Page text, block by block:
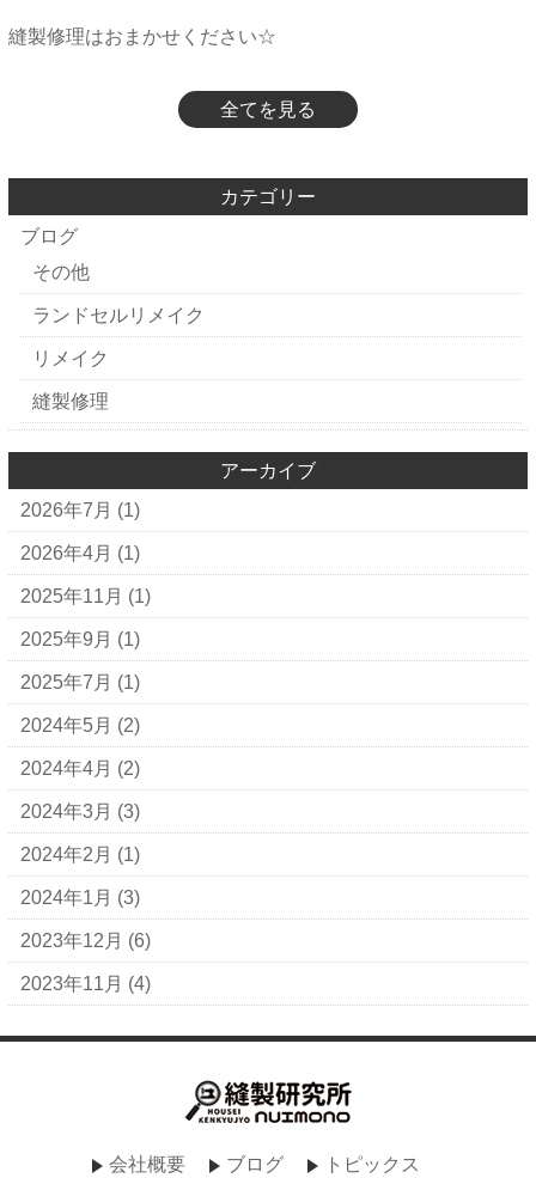
縫製修理はおまかせください☆
全てを見る
カテゴリー
ブログ
その他
ランドセルリメイク
リメイク
縫製修理
アーカイブ
2026年7月 (1)
2026年4月 (1)
2025年11月 (1)
2025年9月 (1)
2025年7月 (1)
2024年5月 (2)
2024年4月 (2)
2024年3月 (3)
2024年2月 (1)
2024年1月 (3)
2023年12月 (6)
2023年11月 (4)
会社概要 ブログ トピックス